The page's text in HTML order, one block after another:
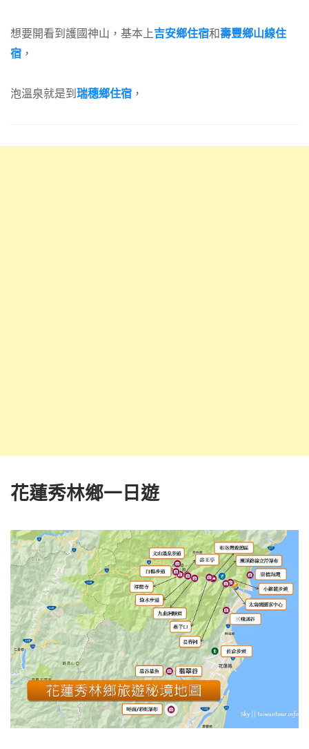
想要開看到護國神山，基本上吉安鄉住宿和壽豐鄉山線住
宿 ，
泡溫泉就是到 瑞穗鄉住宿 ，
花蓮秀林鄉一日遊